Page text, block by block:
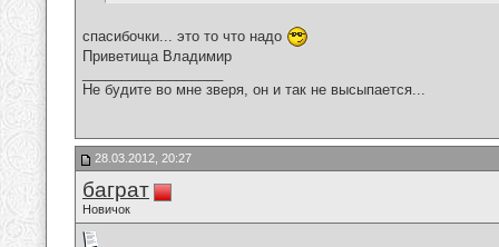
спасибочки... это то что надо
Приветища Владимир
Не будите во мне зверя, он и так не высыпается...
28.03.2012, 20:27
баграт
Новичок